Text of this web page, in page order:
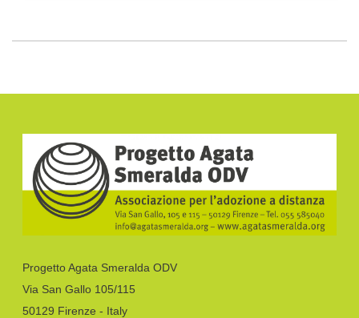
Progetto Agata Smeralda ODV
Via San Gallo 105/115
50129 Firenze - Italy